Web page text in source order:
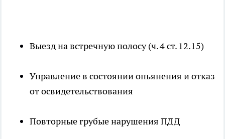
Выезд на встречную полосу (ч. 4 ст. 12.15)
Управление в состоянии опьянения и отказ
от освидетельствования
Повторные грубые нарушения ПДД